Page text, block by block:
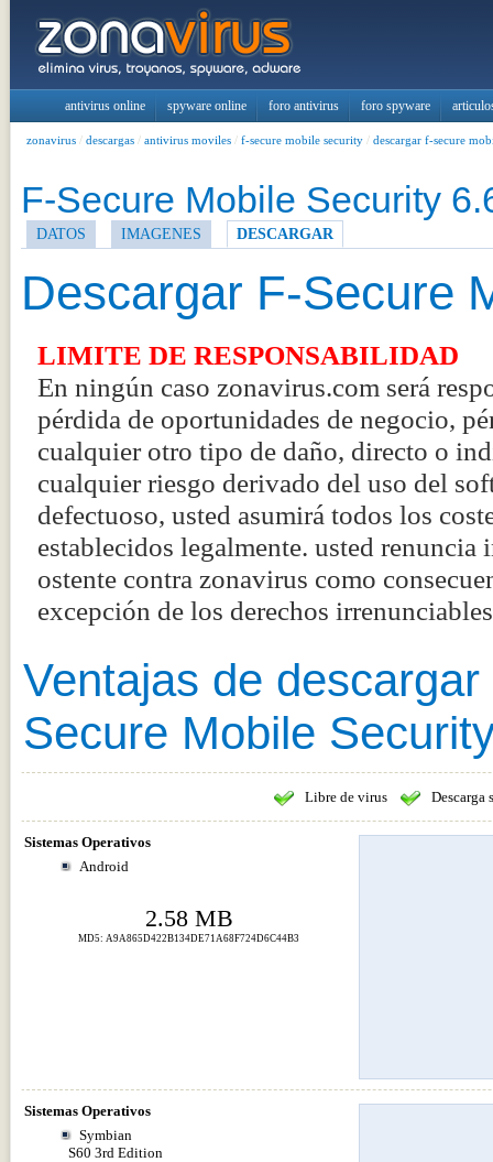
antivirus online spyware online foro antivirus foro spyware
zonavirus / descargas / antivirus moviles / f-secure mobile security / descargar f-secure
F-Secure Mobile Security
DATOS IMAGENES DESCARGAR
Descargar F-Secure
LIMITE DE RESPONSABILIDAD
En ningún caso zonavirus.com será
pérdida de oportunidades de negocio,
cualquier otro tipo de daño, directo o
cualquier riesgo derivado del uso del
defectuoso, usted asumirá todos los
establecidos legalmente. usted
ostente contra zonavirus como
excepción de los derechos
Ventajas de
Secure Mobile
Libre de virus Descarga
Sistemas Operativos
Android
2.58 MB
MD5: A9A865D422B134DE71A68F724D6C44B3
Sistemas Operativos
Symbian
S60 3rd Edition